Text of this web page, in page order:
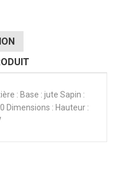
: Base : jute Sapin :
Dimensions : Hauteur :